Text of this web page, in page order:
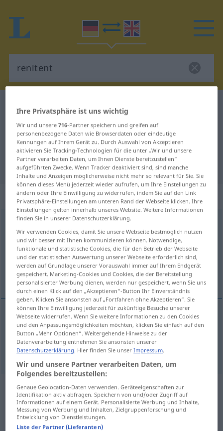
Deutsch-Englisch Übersetzung für
"renitent"
"renitent" Englisch Übersetzung
„renitent“: Adjektiv
renitent [reniˈtɛnt] adj
Übersicht aller Übersetzungen
(Für mehr Details die Übersetzung anklicken/antippen)
intractable, unruly
intractable renitentwiderspenstig
unruly renitentwiderspenstig
Beispielsätze aus externen Quellen
für "renitent"
(nicht von der Langenscheidt Redaktion
Ihre Privatsphäre ist uns wichtig
Wir und unsere716-Partner speichern und greifen auf
personenbezogene Daten wie Browserdaten oder eindeutige
Kennungen auf Ihrem Gerät zu. Durch Auswahl von Akzeptieren
aktivieren Sie Tracking-Technologien für die unter „Wir und unsere
Partner verarbeiten Daten, um Ihnen Dienste bereitzustellen“
aufgeführten Zwecke. Wenn Tracker deaktiviert sind, sind manche
Inhalte und Anzeigen möglicherweise nicht mehr so relevant für Sie. Sie
können dieses Menü jederzeit wieder aufrufen, um Ihre Einstellungen zu
ändern oder Ihre Einwilligung zu widerrufen, indem Sie auf den Link
Privatsphäre-Einstellungen am unteren Rand der Webseite klicken. Ihre
Einstellungen gelten innerhalb unseres Website. Weitere Informationen
finden Sie in unserer Datenschutzerklärung.
Wir verwenden Cookies, damit Sie unsere Webseite bestmöglich nutzen
und wir besser mit Ihnen kommunizieren können. Notwendige,
funktionale und statistische Cookies, die für den Betrieb der Webseite
und der statistischen Auswertung unserer Webseite erforderlich sind,
werden auf Grundlage unserer Vorauswahl immer auf Ihrem Endgerät
gespeichert. Marketing-Cookies und Cookies, die der Bereitstellung
personalisierter Werbung dienen, werden nur gespeichert, wenn Sie uns
durch einen Klick auf den „Akzeptieren“-Button Ihr Einverständnis
geben. Klicken Sie ansonsten auf „Fortfahren ohne Akzeptieren“. Sie
können Ihre Einwilligung jederzeit für zukünftige Besuche unserer
Webseite widerrufen. Wenn Sie weitere Informationen zu den Cookies
und den Anpassungsmöglichkeiten möchten, klicken Sie einfach auf den
Button „Mehr Optionen“. Weitergehende Hinweise zu der
Datenverarbeitung entnehmen Sie ansonsten unserer
Datenschutzerklärung. Hier finden Sie unserImpressum.
Wir und unsere Partner verarbeiten Daten, um
Folgendes bereitzustellen:
Genaue Geolocation-Daten verwenden. Geräteeigenschaften zur
Identifikation aktiv abfragen. Speichern von und/oder Zugriff auf
Informationen auf einem Gerät. Personalisierte Werbung und Inhalte,
Messung von Werbung und Inhalten, Zielgruppenforschung und
Entwicklung von Dienstleistungen.
Liste der Partner (Lieferanten)